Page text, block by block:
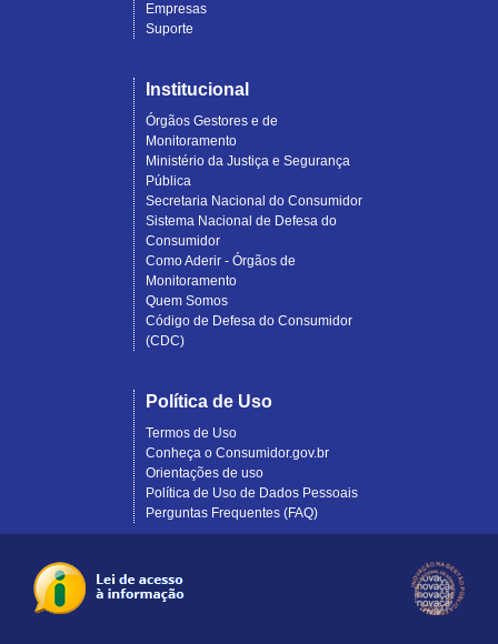
Empresas
Suporte
Institucional
Órgãos Gestores e de
Monitoramento
Ministério da Justiça e Segurança
Pública
Secretaria Nacional do Consumidor
Sistema Nacional de Defesa do
Consumidor
Como Aderir - Órgãos de
Monitoramento
Quem Somos
Código de Defesa do Consumidor
(CDC)
Política de Uso
Termos de Uso
Conheça o Consumidor.gov.br
Orientações de uso
Política de Uso de Dados Pessoais
Perguntas Frequentes (FAQ)